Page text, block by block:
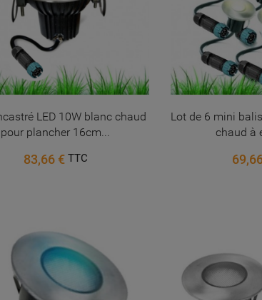
LED 10W blanc chaud
pour plancher 16cm...
83,66 € TTC
Lot de 6 mini
chaud à